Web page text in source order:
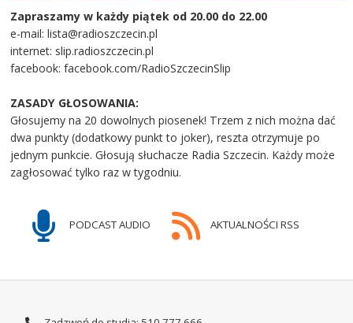
Zapraszamy w każdy piątek od 20.00 do 22.00
e-mail: lista@radioszczecin.pl
internet: slip.radioszczecin.pl
facebook: facebook.com/RadioSzczecinSlip
ZASADY GŁOSOWANIA:
Głosujemy na 20 dowolnych piosenek! Trzem z nich można dać
dwa punkty (dodatkowy punkt to joker), reszta otrzymuje po
jednym punkcie. Głosują słuchacze Radia Szczecin. Każdy może
zagłosować tylko raz w tygodniu.
PODCAST AUDIO AKTUALNOŚCI RSS